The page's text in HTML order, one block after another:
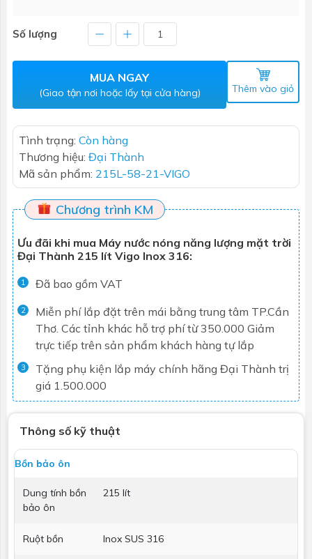
Số lượng
MUA NGAY
(Giao tận nơi hoặc lấy tại cửa hàng) Thêm vào giỏ
Tình trạng: Còn hàng
Thương hiệu: Đại Thành
Mã sản phẩm: 215L-58-21-VIGO
Chương trình KM
Ưu đãi khi mua Máy nước nóng năng lượng mặt trời
Đại Thành 215 lít Vigo Inox 316:
1 Đã bao gồm VAT
2
Miễn phí lắp đặt trên mái bằng trung tâm TP.Cần
Thơ. Các tỉnh khác hỗ trợ phí từ 350.000 Giảm
trực tiếp trên sản phẩm khách hàng tự lắp
3
Tặng phụ kiện lắp máy chính hãng Đại Thành trị
giá 1.500.000
Thông số kỹ thuật
Bồn bảo ôn
Dung tính bồn
bảo ôn
215 lít
Ruột bồn Inox SUS 316